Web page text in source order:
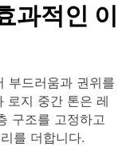
과적인 이
부드러움과 권위를
로지 중간 톤은 레
구조를 고정하고
를 더합니다.